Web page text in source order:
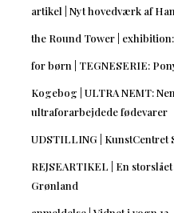
artikel | Nyt hovedværk af
the Round Tower |
for børn | TEGNESERIE:
Kogebog | ULTRA NEMT:
ultraforarbejdede fødevarer
UDSTILLING |
REJSEARTIKEL | En
Grønland